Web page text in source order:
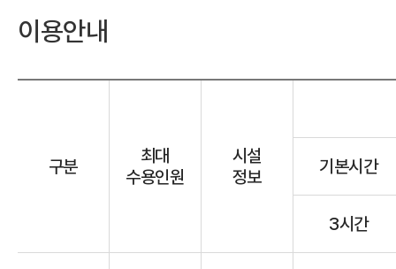
이용안내
구분
최대
수용인원
시설
정보
기본시간
3시간